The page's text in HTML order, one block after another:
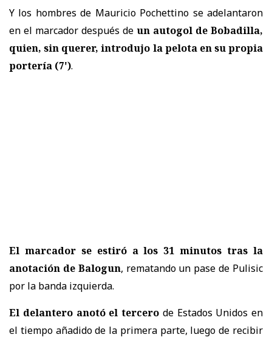
Y los hombres de Mauricio Pochettino se adelantaron
en el marcador después de un autogol de Bobadilla,
quien, sin querer, introdujo la pelota en su propia
portería (7').
El marcador se estiró a los 31 minutos tras la
anotación de Balogun, rematando un pase de Pulisic
por la banda izquierda.
El delantero anotó el tercero de Estados Unidos en
el tiempo añadido de la primera parte, luego de recibir